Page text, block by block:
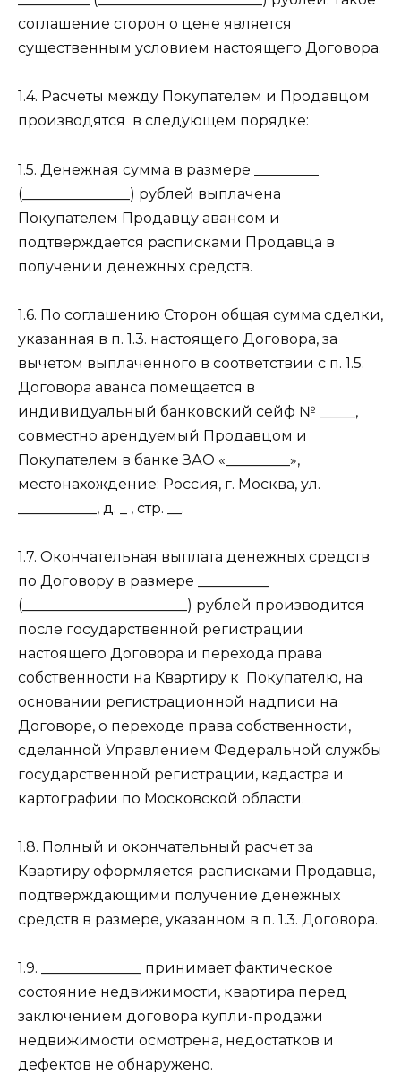
соглашение сторон о цене является
существенным условием настоящего Договора.
1.4. Расчеты между Покупателем и Продавцом
производятся в следующем порядке:
1.5. Денежная сумма в размере _________
(_______________) рублей выплачена
Покупателем Продавцу авансом и
подтверждается расписками Продавца в
получении денежных средств.
1.6. По соглашению Сторон общая сумма сделки,
указанная в п. 1.3. настоящего Договора, за
вычетом выплаченного в соответствии с п. 1.5.
Договора аванса помещается в
индивидуальный банковский сейф № _____,
совместно арендуемый Продавцом и
Покупателем в банке ЗАО «_________»,
местонахождение: Россия, г. Москва, ул.
___________, д. _ , стр. __.
1.7. Окончательная выплата денежных средств
по Договору в размере __________
(_______________________) рублей производится
после государственной регистрации
настоящего Договора и перехода права
собственности на Квартиру к Покупателю, на
основании регистрационной надписи на
Договоре, о переходе права собственности,
сделанной Управлением Федеральной службы
государственной регистрации, кадастра и
картографии по Московской области.
1.8. Полный и окончательный расчет за
Квартиру оформляется расписками Продавца,
подтверждающими получение денежных
средств в размере, указанном в п. 1.3. Договора.
1.9. ______________ принимает фактическое
состояние недвижимости, квартира перед
заключением договора купли-продажи
недвижимости осмотрена, недостатков и
дефектов не обнаружено.